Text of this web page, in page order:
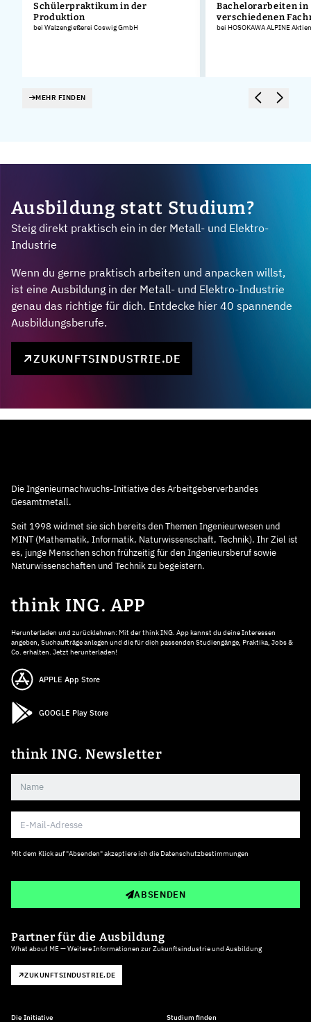
Schülerpraktikum in der
Produktion
bei Walzengießerei Coswig GmbH
Bachelorarbeiten in
verschiedenen
bei HOSOKAWA ALPINE
MEHR FINDEN
Ausbildung statt Studium?
Steig direkt praktisch ein in der Metall- und Elektro-
Industrie
Wenn du gerne praktisch arbeiten und anpacken willst,
ist eine Ausbildung in der Metall- und Elektro-Industrie
genau das richtige für dich. Entdecke hier 40 spannende
Ausbildungsberufe.
ZUKUNFTSINDUSTRIE.DE
Die Ingenieurnachwuchs-Initiative des Arbeitgeberverbandes
Gesamtmetall.
Seit 1998 widmet sie sich bereits den Themen Ingenieurwesen und
MINT (Mathematik, Informatik, Naturwissenschaft, Technik). Ihr Ziel ist
es, junge Menschen schon frühzeitig für den Ingenieursberuf sowie
Naturwissenschaften und Technik zu begeistern.
think ING. APP
Herunterladen und zurücklehnen: Mit der think ING. App kannst du deine Interessen
angeben, Suchaufträge anlegen und die für dich passenden Studiengänge, Praktika, Jobs &
Co. erhalten. Jetzt herunterladen!
APPLE App Store
GOOGLE Play Store
think ING. Newsletter
Mit dem Klick auf "Absenden" akzeptiere ich die Datenschutzbestimmungen
ABSENDEN
Partner für die Ausbildung
What about ME — Weitere Informationen zur Zukunftsindustrie und Ausbildung
ZUKUNFTSINDUSTRIE.DE
Die Initiative Studium finden